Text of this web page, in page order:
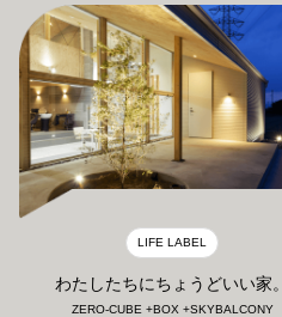
LIFE LABEL
わたしたちにちょうどいい家。
ZERO-CUBE +BOX +SKYBALCONY